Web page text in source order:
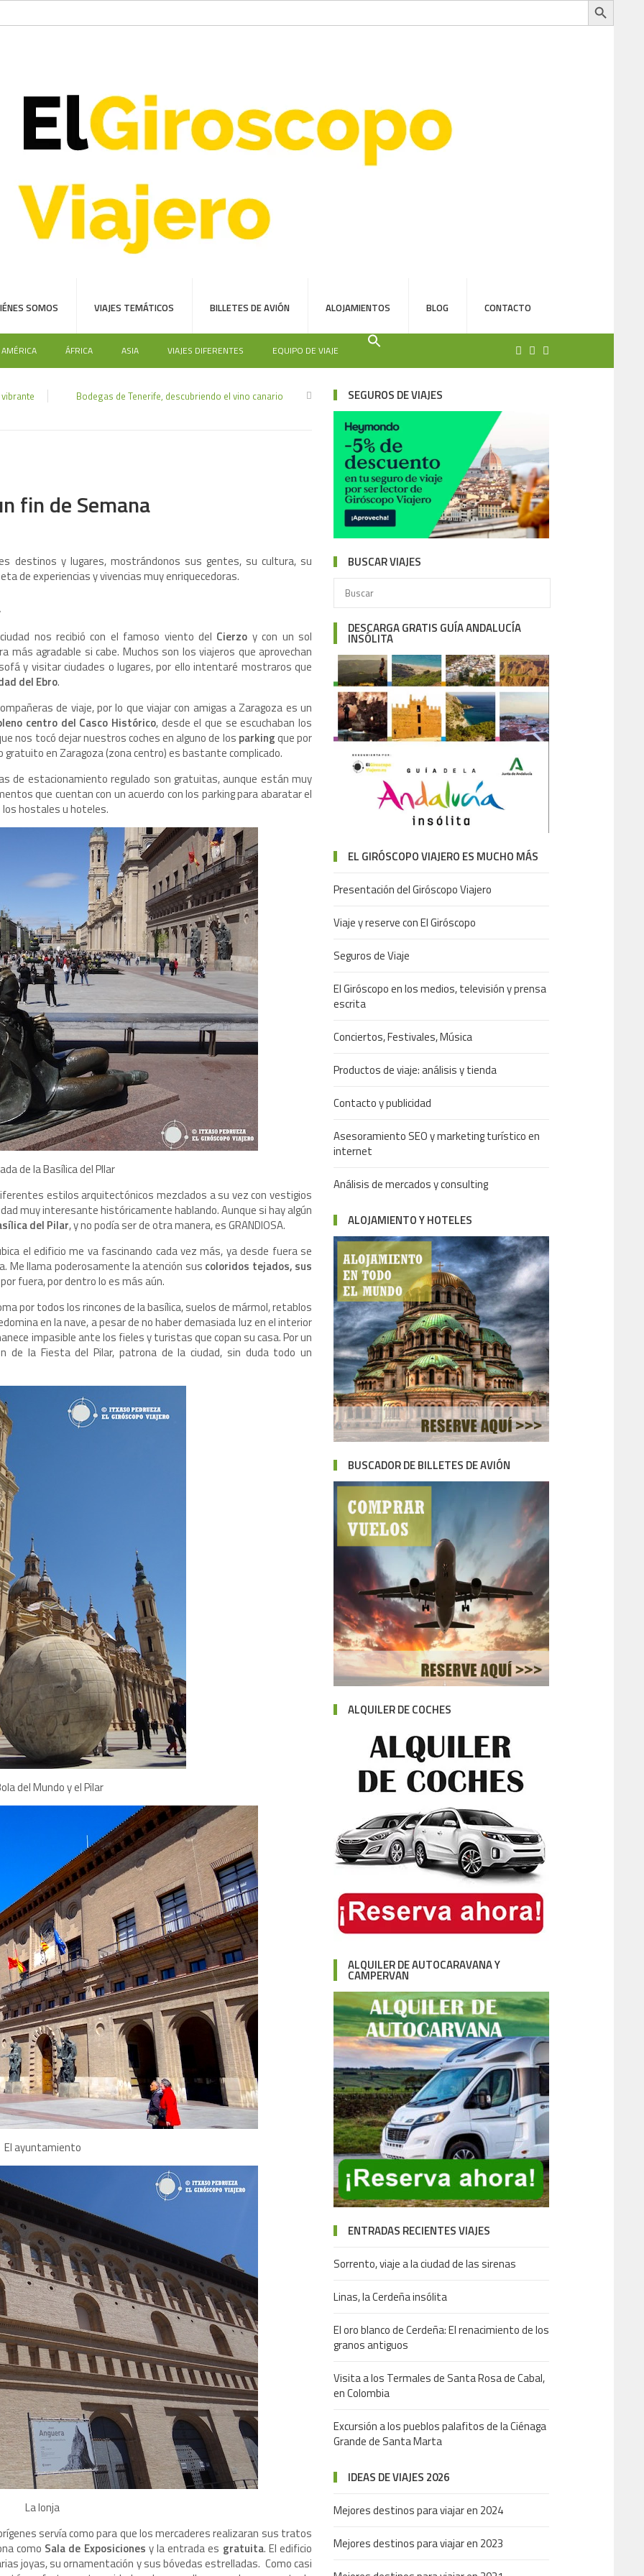
SOMOS VIAJES TEMÁTICOS BILLETES DE AVIÓN ALOJAMIENTOS BLOG CONTACTO
AMÉRICA ÁFRICA ASIA VIAJES DIFERENTES EQUIPO DE VIAJE
Bodegas de Tenerife, descubriendo el vino canario
fin de Semana
destinos y lugares, mostrándonos sus gentes, su cultura, su
de experiencias y vivencias muy enriquecedoras.
nos recibió con el famoso viento del Cierzo y con un sol
agradable si cabe. Muchos son los viajeros que aprovechan
y visitar ciudades o lugares, por ello intentaré mostraros que
del Ebro.
de viaje, por lo que viajar con amigas a Zaragoza es un
centro del Casco Histórico, desde el que se escuchaban los
nos tocó dejar nuestros coches en alguno de los parkingque por
en Zaragoza (zona centro) es bastante complicado.
de estacionamiento regulado son gratuitas, aunque están muy
que cuentan con un acuerdo con los parking para abaratar el
los hostales u hoteles.
de la Basílica del PIlar
estilos arquitectónicos mezclados a su vez con vestigios
muy interesante históricamente hablando. Aunque si hay algún
del Pilar, y no podía ser de otra manera, es GRANDIOSA.
el edificio me va fascinando cada vez más, ya desde fuera se
Me llama poderosamente la atención sus coloridos tejados, sus
fuera, por dentro lo es más aún.
por todos los rincones de la basílica, suelos de mármol, retablos
en la nave, a pesar de no haber demasiada luz en el interior
impasible ante los fieles y turistas que copan su casa. Por un
de la Fiesta del Pilar, patrona de la ciudad, sin duda todo un
del Mundo y el Pilar
El ayuntamiento
La lonja
servía como para que los mercaderes realizaran sus tratos
como Sala de Exposiciones y la entrada es gratuita. El edificio
joyas, su ornamentación y sus bóvedas estrelladas. Como casi
SEGUROS DE VIAJES
BUSCAR VIAJES
DESCARGA GRATIS GUÍA ANDALUCÍA
INSÓLITA
EL GIRÓSCOPO VIAJERO ES MUCHO MÁS
Presentación del Giróscopo Viajero
Viaje y reserve con El Giróscopo
Seguros de Viaje
El Giróscopo en los medios, televisión y prensa
escrita
Conciertos, Festivales, Música
Productos de viaje: análisis y tienda
Contacto y publicidad
Asesoramiento SEO y marketing turístico en
internet
Análisis de mercados y consulting
ALOJAMIENTO Y HOTELES
BUSCADOR DE BILLETES DE AVIÓN
ALQUILER DE COCHES
ALQUILER DE AUTOCARAVANA Y
CAMPERVAN
ENTRADAS RECIENTES VIAJES
Sorrento, viaje a la ciudad de las sirenas
Linas, la Cerdeña insólita
El oro blanco de Cerdeña: El renacimiento de los
granos antiguos
Visita a los Termales de Santa Rosa de Cabal,
en Colombia
Excursión a los pueblos palafitos de la Ciénaga
Grande de Santa Marta
IDEAS DE VIAJES 2026
Mejores destinos para viajar en 2024
Mejores destinos para viajar en 2023